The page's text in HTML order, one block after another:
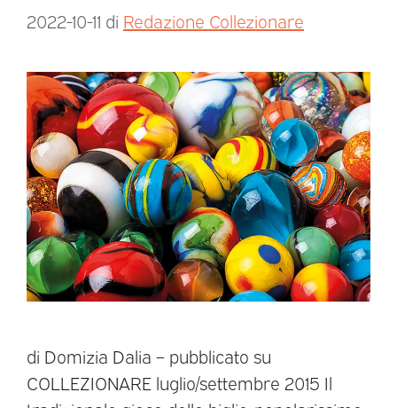
2022-10-11 di Redazione Collezionare
di Domizia Dalia – pubblicato su
COLLEZIONARE luglio/settembre 2015 Il